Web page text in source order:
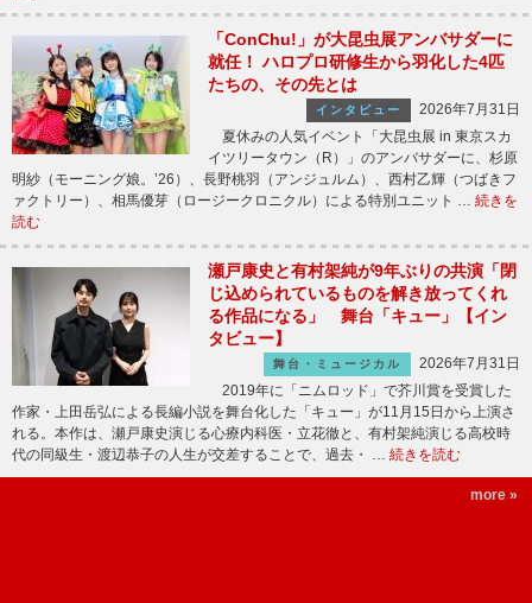
「ConChu!」が大昆虫展アンバサダーに
就任！ ハロプロ研修生から羽化した4匹
たちの、その先とは
インタビュー
2026年7月31日
夏休みの人気イベント「大昆虫展 in 東京スカ
イツリータウン（R）」のアンバサダーに、杉原
明紗（モーニング娘。’26）、長野桃羽（アンジュルム）、西村乙輝（つばきフ
ァクトリー）、相馬優芽（ロージークロニクル）による特別ユニット … 続きを
読む
瀬戸康史と有村架純が9年ぶりの共演「閉
じ込められているものを解き放ってくれ
る作品になる」 舞台「キュー」【イン
タビュー】
舞台・ミュージカル
2026年7月31日
2019年に「ニムロッド」で芥川賞を受賞した
作家・上田岳弘による長編小説を舞台化した「キュー」が11月15日から上演さ
れる。本作は、瀬戸康史演じる心療内科医・立花徹と、有村架純演じる高校時
代の同級生・渡辺恭子の人生が交差することで、過去・ … 続きを読む
more »